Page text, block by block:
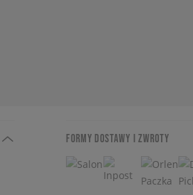
FORMY DOSTAWY I ZWROTY